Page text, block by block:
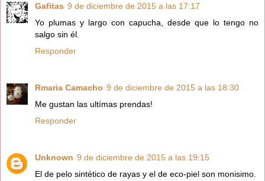
Gafitas 9 de diciembre de 2015 a las 17:17
Yo plumas y largo con capucha, desde que lo tengo no
salgo sin él.
Responder
Rmaria Camacho 9 de diciembre de 2015 a las 18:30
Me gustan las ultímas prendas!
Responder
Unknown 9 de diciembre de 2015 a las 19:15
El de pelo sintético de rayas y el de eco-piel son monisimo.